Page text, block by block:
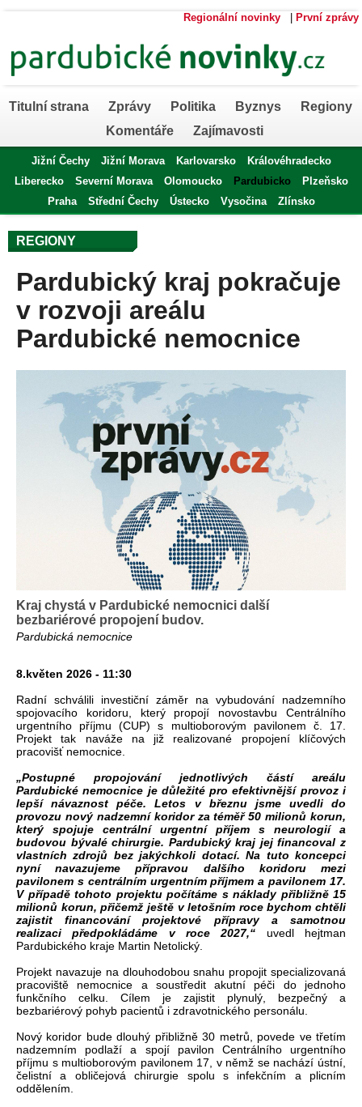
Regionální novinky První zprávy
Titulní strana Zprávy Politika Byznys
Regiony
Komentáře
Zajímavosti
Jižní Čechy Jižní Morava Karlovarsko
Královéhradecko
Liberecko
Severní Morava Olomoucko Pardubicko
Plzeňsko
Praha
Střední Čechy Ústecko Vysočina Zlínsko
REGIONY
Pardubický kraj pokračuje
v rozvoji areálu
Pardubické nemocnice
Kraj chystá v Pardubické nemocnici další
bezbariérové propojení budov.
Pardubická nemocnice
8.květen 2026 - 11:30
Radní schválili investiční záměr na vybudování nadzemního
spojovacího koridoru, který propojí novostavbu Centrálního
urgentního příjmu (CUP) s multioborovým pavilonem č. 17.
Projekt tak naváže na již realizované propojení klíčových
pracovišť nemocnice.
„Postupné propojování jednotlivých částí areálu
Pardubické nemocnice je důležité pro efektivnější provoz i
lepší návaznost péče. Letos v březnu jsme uvedli do
provozu nový nadzemní koridor za téměř 50 milionů korun,
který spojuje centrální urgentní příjem s neurologií a
budovou bývalé chirurgie. Pardubický kraj jej financoval z
vlastních zdrojů bez jakýchkoli dotací. Na tuto koncepci
nyní navazujeme přípravou dalšího koridoru mezi
pavilonem s centrálním urgentním příjmem a pavilonem 17.
V případě tohoto projektu počítáme s náklady přibližně 15
milionů korun, přičemž ještě v letošním roce bychom chtěli
zajistit financování projektové přípravy a samotnou
realizaci předpokládáme v roce 2027,“ uvedl hejtman
Pardubického kraje Martin Netolický.
Projekt navazuje na dlouhodobou snahu propojit specializovaná
pracoviště nemocnice a soustředit akutní péči do jednoho
funkčního celku. Cílem je zajistit plynulý, bezpečný a
bezbariérový pohyb pacientů i zdravotnického personálu.
Nový koridor bude dlouhý přibližně 30 metrů, povede ve třetím
nadzemním podlaží a spojí pavilon Centrálního urgentního
příjmu s multioborovým pavilonem 17, v němž se nachází ústní,
čelistní a obličejová chirurgie spolu s infekčním a plicním
oddělením.